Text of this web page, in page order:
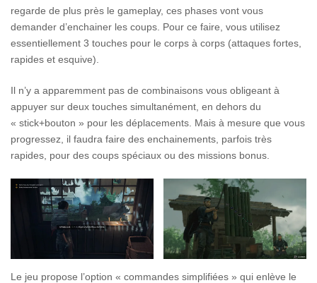
regarde de plus près le gameplay, ces phases vont vous
demander d’enchainer les coups. Pour ce faire, vous utilisez
essentiellement 3 touches pour le corps à corps (attaques fortes,
rapides et esquive).
Il n’y a apparemment pas de combinaisons vous obligeant à
appuyer sur deux touches simultanément, en dehors du
« stick+bouton » pour les déplacements. Mais à mesure que vous
progressez, il faudra faire des enchainements, parfois très
rapides, pour des coups spéciaux ou des missions bonus.
Le jeu propose l’option « commandes simplifiées » qui enlève le